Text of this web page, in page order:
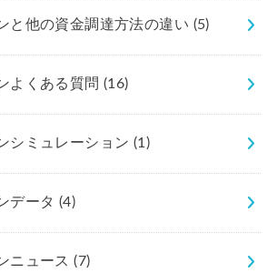
と他の資金調達方法の違い (5)
よくある質問(16)
シミュレーション (1)
データ (4)
ニュース(7)